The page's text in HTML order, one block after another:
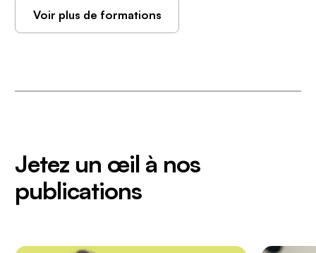
Voir plus de formations
Jetez un œil à nos
publications